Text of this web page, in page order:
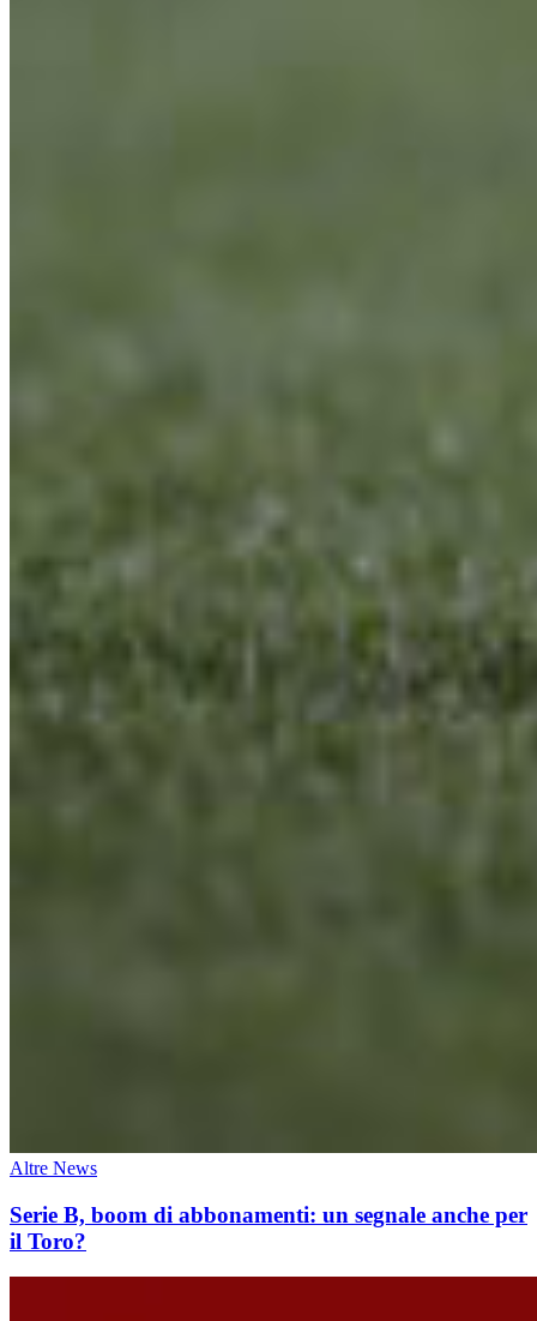
Altre News
Serie B, boom di abbonamenti: un segnale anche per
il Toro?